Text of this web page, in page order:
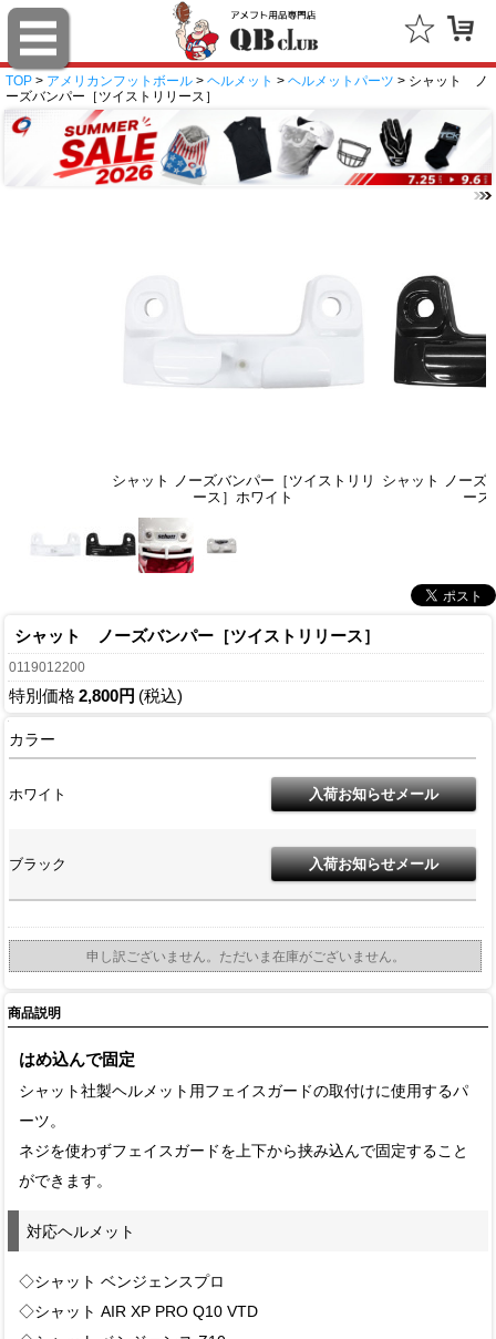
TOP > アメリカンフットボール > ヘルメット > ヘルメットパーツ > シャット ノ
ーズバンパー［ツイストリリース］
シャット ノーズバンパー［ツイストリリ
ース］ホワイト
シャット ノーズ
ース
シャット ノーズバンパー［ツイストリリース］
0119012200
特別価格 2,800円 (税込)
カラー
ホワイト
ブラック
申し訳ございません。ただいま在庫がございません。
商品説明
はめ込んで固定
シャット社製ヘルメット用フェイスガードの取付けに使用するパ
ーツ。
ネジを使わずフェイスガードを上下から挟み込んで固定すること
ができます。
対応ヘルメット
◇シャット ベンジェンスプロ
◇シャット AIR XP PRO Q10 VTD